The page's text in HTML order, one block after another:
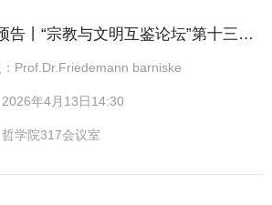
告丨“宗教与文明互鉴论坛”第十三
国古典哲学中的马丁·路德神学寻踪
Prof.Dr.Friedemann barniske
年4月13日14:30
学院317会议室